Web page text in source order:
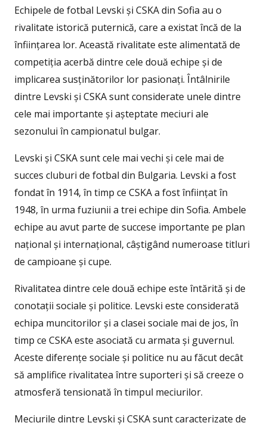
Echipele de fotbal Levski și CSKA din Sofia au o
rivalitate istorică puternică, care a existat încă de la
înființarea lor. Această rivalitate este alimentată de
competiția acerbă dintre cele două echipe și de
implicarea susținătorilor lor pasionați. Întâlnirile
dintre Levski și CSKA sunt considerate unele dintre
cele mai importante și așteptate meciuri ale
sezonului în campionatul bulgar.
Levski și CSKA sunt cele mai vechi și cele mai de
succes cluburi de fotbal din Bulgaria. Levski a fost
fondat în 1914, în timp ce CSKA a fost înființat în
1948, în urma fuziunii a trei echipe din Sofia. Ambele
echipe au avut parte de succese importante pe plan
național și internațional, câștigând numeroase titluri
de campioane și cupe.
Rivalitatea dintre cele două echipe este întărită și de
conotații sociale și politice. Levski este considerată
echipa muncitorilor și a clasei sociale mai de jos, în
timp ce CSKA este asociată cu armata și guvernul.
Aceste diferențe sociale și politice nu au făcut decât
să amplifice rivalitatea între suporteri și să creeze o
atmosferă tensionată în timpul meciurilor.
Meciurile dintre Levski și CSKA sunt caracterizate de